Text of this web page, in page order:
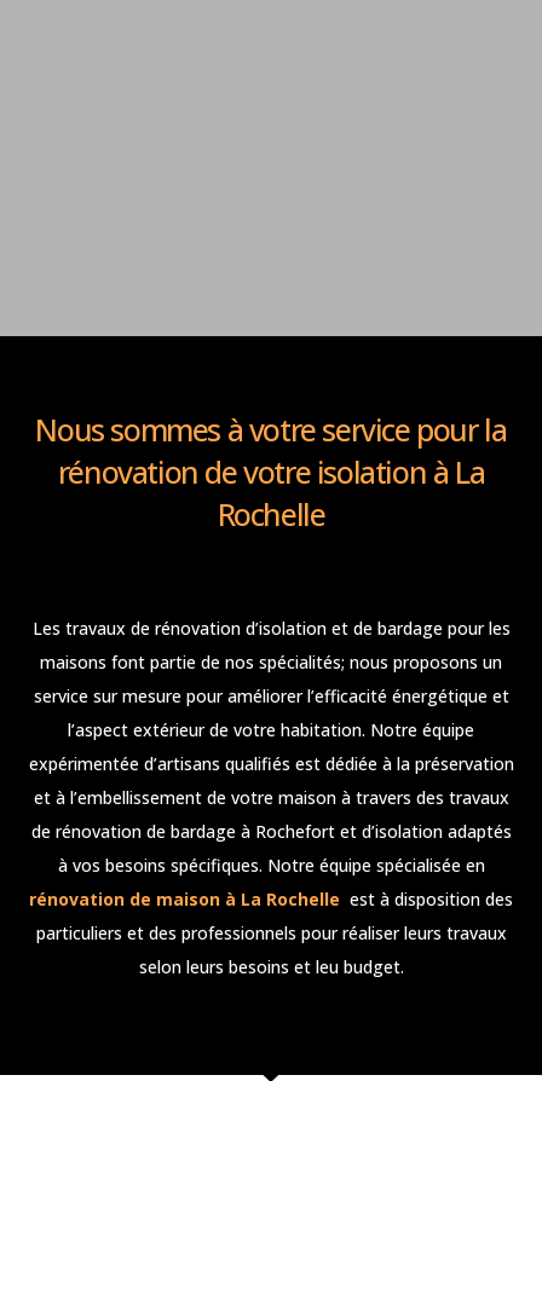
Nous sommes à votre service pour la
rénovation de votre isolation à La
Rochelle
Les travaux de rénovation d’isolation et de bardage pour les
maisons font partie de nos spécialités; nous proposons un
service sur mesure pour améliorer l’efficacité énergétique et
l’aspect extérieur de votre habitation. Notre équipe
expérimentée d’artisans qualifiés est dédiée à la préservation
et à l’embellissement de votre maison à travers des travaux
de rénovation de bardage à Rochefort et d’isolation adaptés
à vos besoins spécifiques. Notre équipe spécialisée en
rénovation de maison à La Rochelle est à disposition des
particuliers et des professionnels pour réaliser leurs travaux
selon leurs besoins et leu budget.